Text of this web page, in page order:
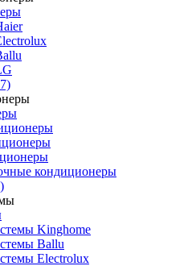
кондиционеры
Kinghome
Ballu
Electrolux